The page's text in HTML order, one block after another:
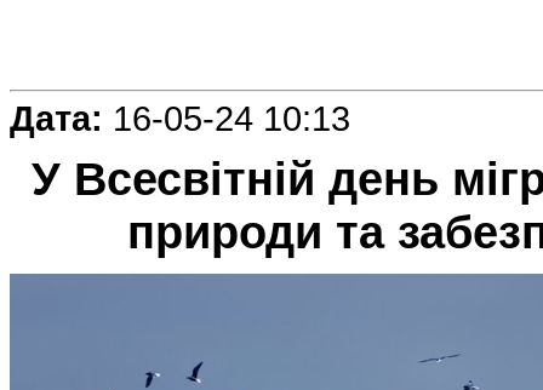
Дата: 16-05-24 10:13
У Всесвітній день
природи та